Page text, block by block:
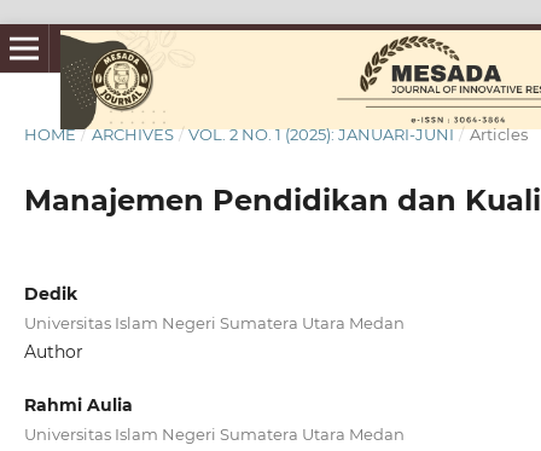
HOME / ARCHIVES / VOL. 2 NO. 1 (2025): JANUARI-JUNI / Articles
Manajemen Pendidikan dan
Dedik
Universitas Islam Negeri Sumatera Utara Medan
Author
Rahmi Aulia
Universitas Islam Negeri Sumatera Utara Medan